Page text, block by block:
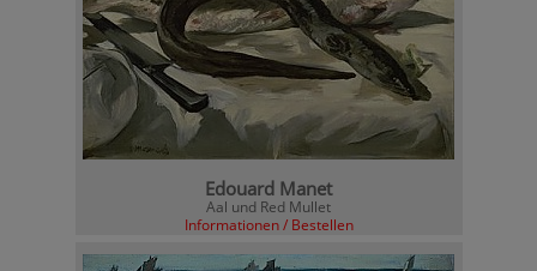
Edouard Manet
Aal und Red Mullet
Informationen / Bestellen